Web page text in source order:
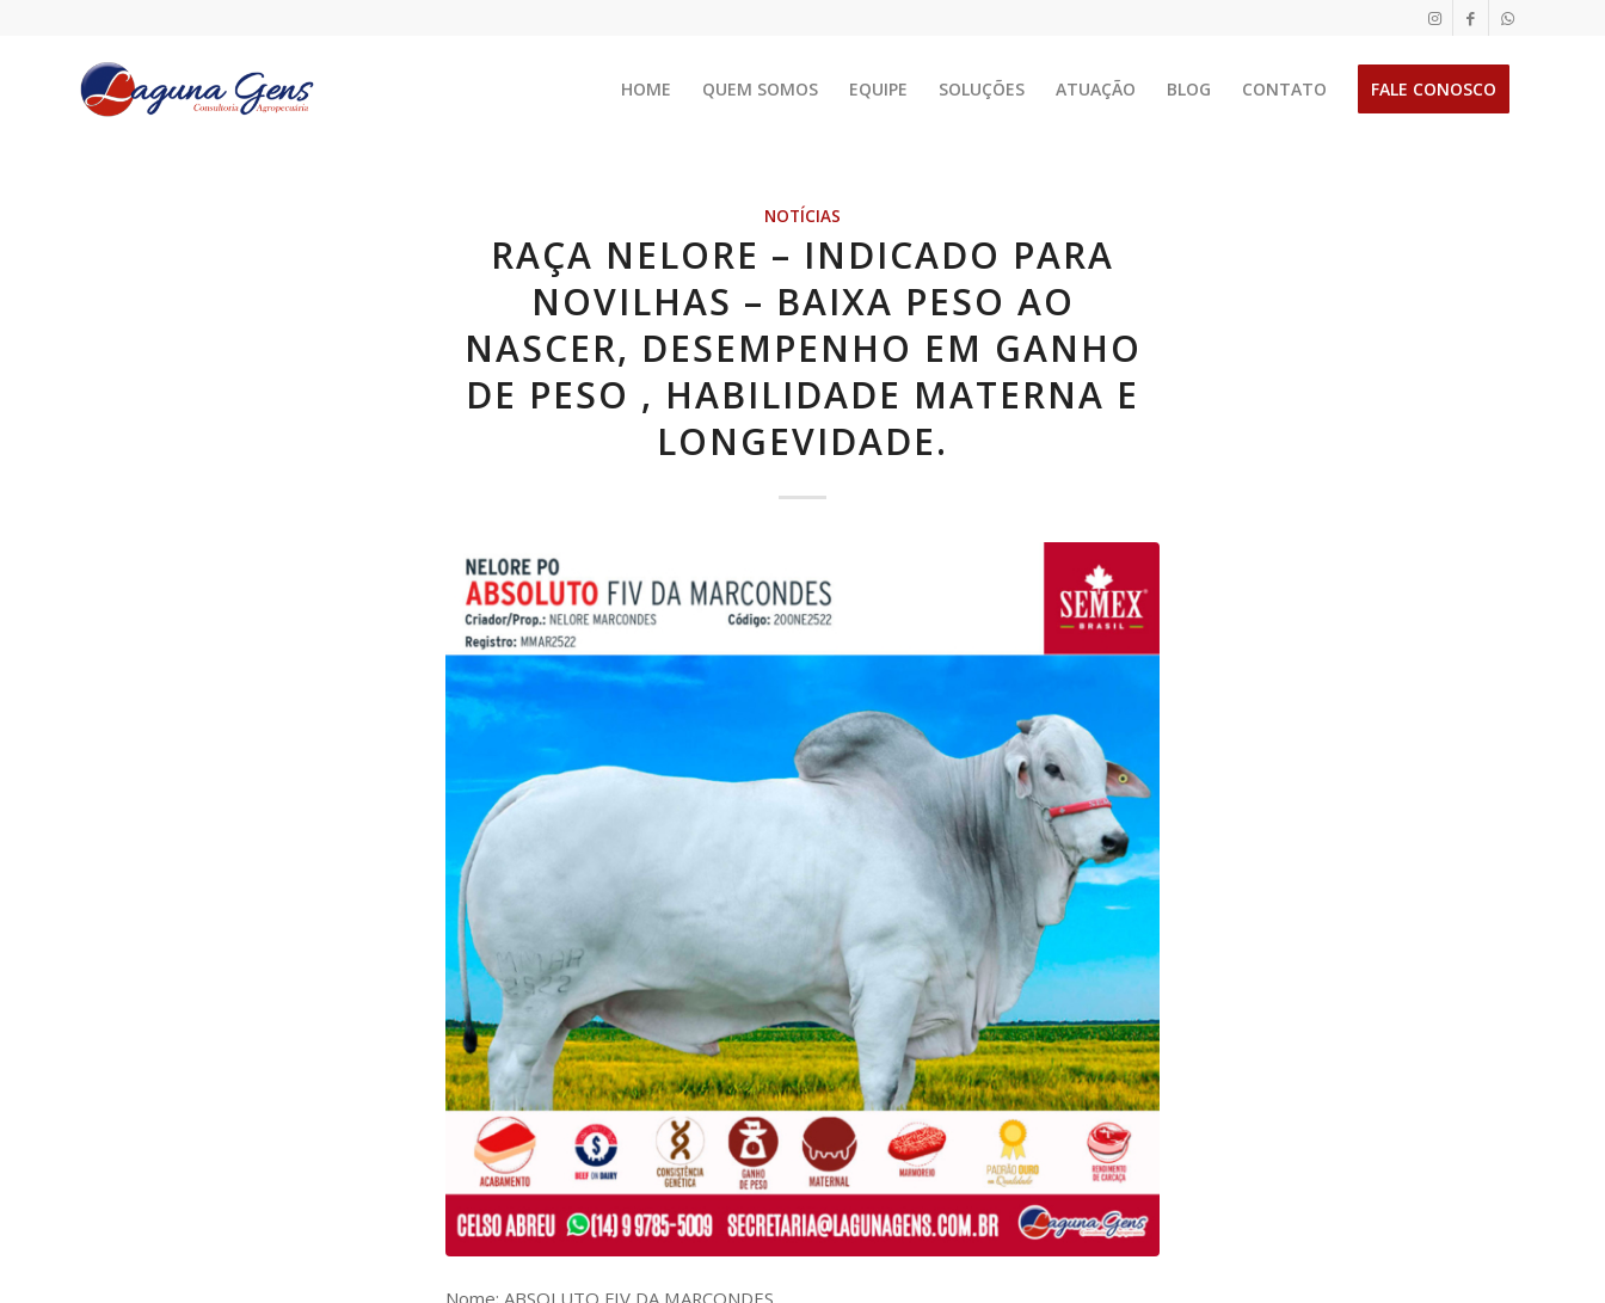
HOME QUEM SOMOS EQUIPE SOLUÇÕES ATUAÇÃO BLOG CONTATO FALE CONOSCO
NOTÍCIAS
RAÇA NELORE – INDICADO PARA
NOVILHAS – BAIXA PESO AO
NASCER, DESEMPENHO EM GANHO
DE PESO , HABILIDADE MATERNA E
LONGEVIDADE.
Nome: ABSOLUTO FIV DA MARCONDES